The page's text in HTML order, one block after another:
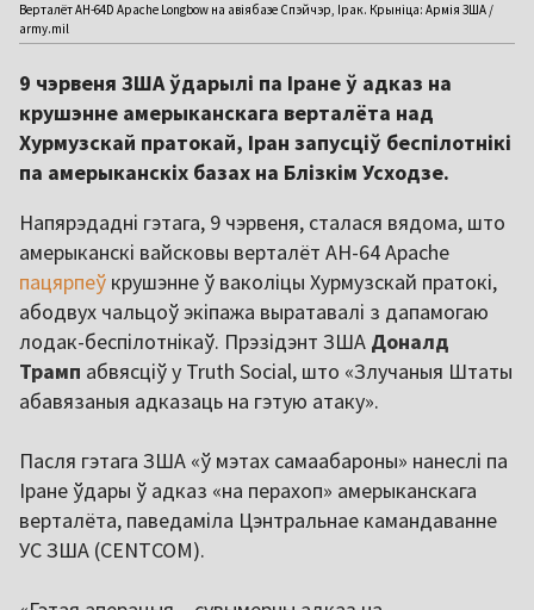
Верталёт AH-64D Apache Longbow на авіябазе Спэйчэр, Ірак. Крыніца: Армія ЗША /
army.mil
9 чэрвеня ЗША ўдарылі па Іране ў адказ на
крушэнне амерыканскага верталёта над
Хурмузскай пратокай, Іран запусціў беспілотнікі
па амерыканскіх базах на Блізкім Усходзе.
Напярэдадні гэтага, 9 чэрвеня, сталася вядома, што
амерыканскі вайсковы верталёт AH-64 Apache
пацярпеў крушэнне ў ваколіцы Хурмузскай пратокі,
абодвух чальцоў экіпажа выратавалі з дапамогаю
лодак-беспілотнікаў. Прэзідэнт ЗША Доналд
Трамп абвясціў у Truth Social, што «Злучаныя Штаты
абавязаныя адказаць на гэтую атаку».
Пасля гэтага ЗША «ў мэтах самаабароны» нанеслі па
Іране ўдары ў адказ «на перахоп» амерыканскага
верталёта, паведаміла Цэнтральнае камандаванне
УС ЗША (CENTCOM).